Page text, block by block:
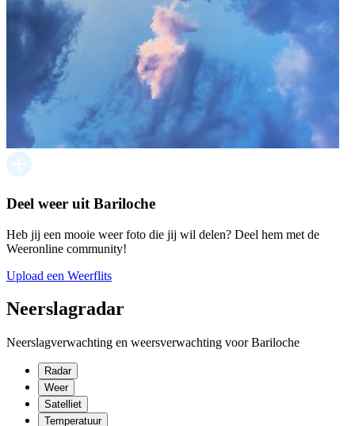
Deel weer uit Bariloche
Heb jij een mooie weer foto die jij wil delen? Deel hem met de
Weeronline community!
Upload een Weerflits
Neerslagradar
Neerslagverwachting en weersverwachting voor Bariloche
Radar
Weer
Satelliet
Temperatuur